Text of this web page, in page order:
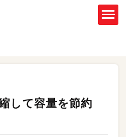
して容量を節約